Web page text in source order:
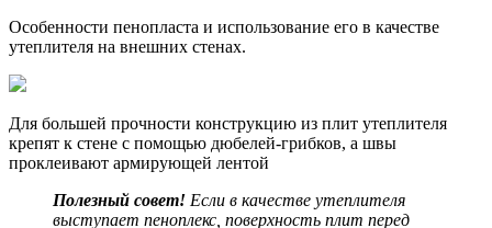
Особенности пенопласта и использование его в качестве
утеплителя на внешних стенах.
Для большей прочности конструкцию из плит утеплителя
крепят к стене с помощью дюбелей-грибков, а швы
проклеивают армирующей лентой
Полезный совет! Если в качестве утеплителя
выступает пеноплекс, поверхность плит перед